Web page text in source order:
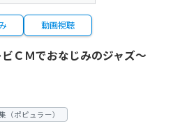
動画視聴
ＣＭでおなじみのジャズ～
（ポピュラー）